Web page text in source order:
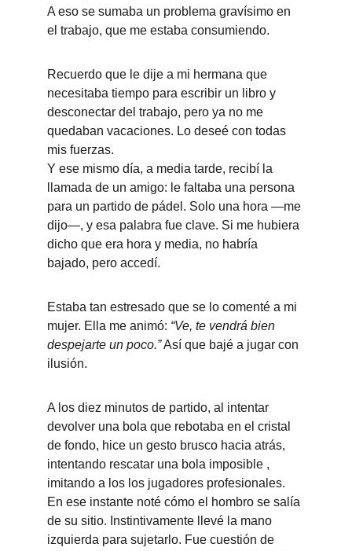
A eso se sumaba un problema gravísimo en
el trabajo, que me estaba consumiendo.
Recuerdo que le dije a mi hermana que
necesitaba tiempo para escribir un libro y
desconectar del trabajo, pero ya no me
quedaban vacaciones. Lo deseé con todas
mis fuerzas.
Y ese mismo día, a media tarde, recibí la
llamada de un amigo: le faltaba una persona
para un partido de pádel. Solo una hora —me
dijo—, y esa palabra fue clave. Si me hubiera
dicho que era hora y media, no habría
bajado, pero accedí.
Estaba tan estresado que se lo comenté a mi
mujer. Ella me animó: “Ve, te vendrá bien
despejarte un poco.” Así que bajé a jugar con
ilusión.
A los diez minutos de partido, al intentar
devolver una bola que rebotaba en el cristal
de fondo, hice un gesto brusco hacia atrás,
intentando rescatar una bola imposible ,
imitando a los los jugadores profesionales.
En ese instante noté cómo el hombro se salía
de su sitio. Instintivamente llevé la mano
izquierda para sujetarlo. Fue cuestión de